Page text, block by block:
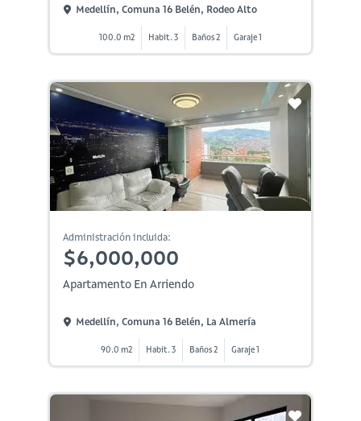
Medellín, Comuna 16 Belén, Rodeo Alto
100.0 m2 Habit. 3 Baños 2 Garaje 1
Administración incluida:
$6,000,000
Apartamento En Arriendo
Medellín, Comuna 16 Belén, La Almería
90.0 m2 Habit. 3 Baños 2 Garaje 1